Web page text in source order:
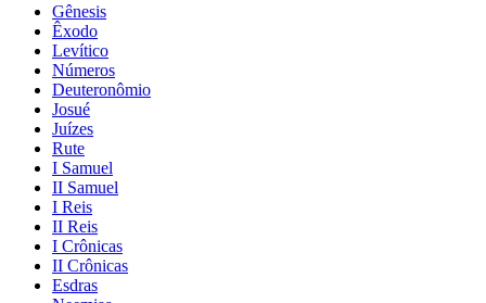
Gênesis
Êxodo
Levítico
Números
Deuteronômio
Josué
Juízes
Rute
I Samuel
II Samuel
I Reis
II Reis
I Crônicas
II Crônicas
Esdras